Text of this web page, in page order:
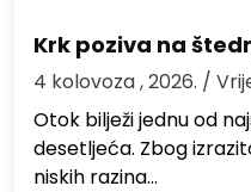
Krk poziva na
4 kolovoza , 2026. /
Otok bilježi jednu od
desetljeća. Zbog
niskih razina…